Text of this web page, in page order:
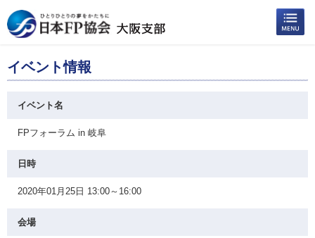
イベント情報
イベント名
FPフォーラム in 岐阜
日時
2020年01月25日 13:00～16:00
会場